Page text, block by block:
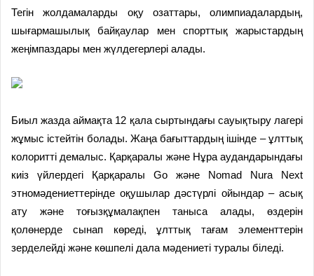
Тегін жолдамаларды оқу озаттары, олимпиадалардың,
шығармашылық байқаулар мен спорттық жарыстардың
жеңімпаздары мен жүлдегерлері алады.
Биыл жазда аймақта 12 қала сыртындағы сауықтыру лагері
жұмыс істейтін болады. Жаңа бағыттардың ішінде – ұлттық
колоритті демалыс. Қарқаралы және Нұра аудандарындағы
киіз үйлердегі Қарқаралы Go және Nomad Nura Next
этномәдениеттерінде оқушылар дәстүрлі ойындар – асық
ату және тоғызқұмалақпен таныса алады, өздерін
қолөнерде сынап көреді, ұлттық тағам элементтерін
зерделейді және көшпелі дала мәдениеті туралы біледі.